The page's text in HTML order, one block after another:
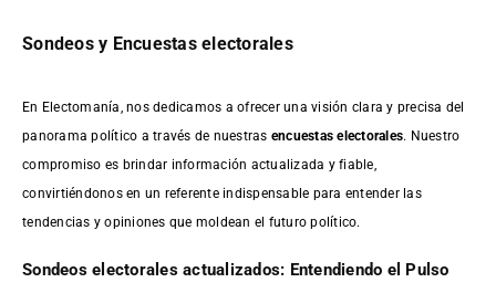
Sondeos y Encuestas electorales
En Electomanía, nos dedicamos a ofrecer una visión clara y precisa del
panorama político a través de nuestras encuestas electorales. Nuestro
compromiso es brindar información actualizada y fiable,
convirtiéndonos en un referente indispensable para entender las
tendencias y opiniones que moldean el futuro político.
Sondeos electorales actualizados: Entendiendo el Pulso